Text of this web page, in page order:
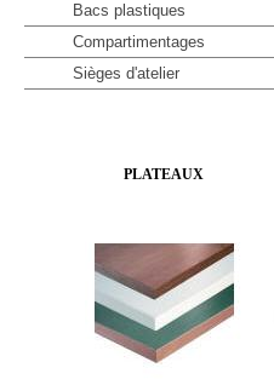
Bacs plastiques
Compartimentages
Sièges d'atelier
PLATEAUX